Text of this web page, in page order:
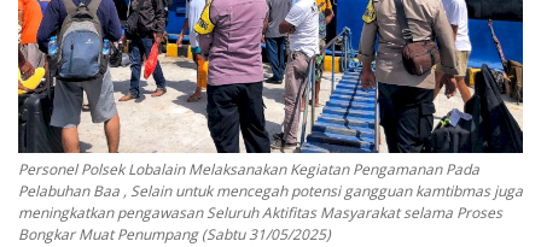
Personel Polsek Lobalain Melaksanakan Kegiatan Pengamanan Pada
Pelabuhan Baa , Selain untuk mencegah potensi gangguan kamtibmas juga
meningkatkan pengawasan Seluruh Aktifitas Masyarakat selama Proses
Bongkar Muat Penumpang (Sabtu 31/05/2025)